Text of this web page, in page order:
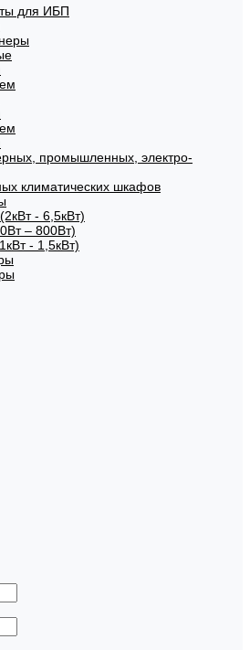
для ИБП
промышленных, электро-
климатических шкафов
- 6,5кВт)
– 800Вт)
- 1,5кВт)